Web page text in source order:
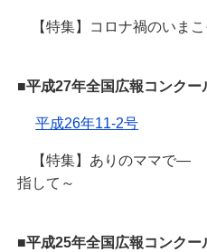
【特集】コロナ禍のいまこ
■平成27年全国広報コンク
平成26年11‐2号
【特集】ありのママで―
指して～
■平成25年全国広報コンク